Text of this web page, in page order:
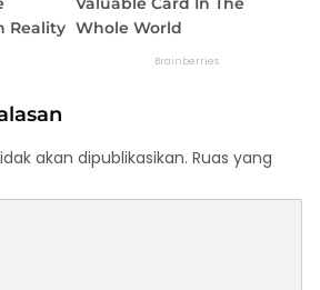
akan dipublikasikan. Ruas yang